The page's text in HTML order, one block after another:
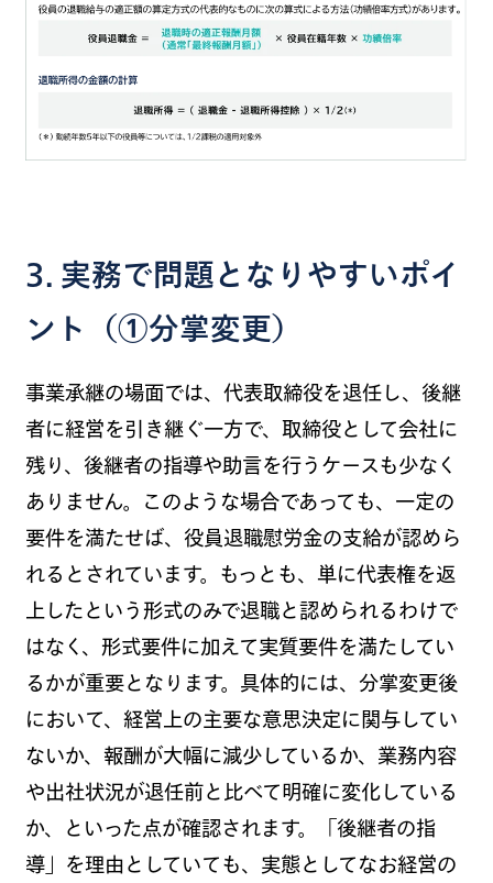
3. 実務で問題となりやすいポイ
ント（①分掌変更）
事業承継の場面では、代表取締役を退任し、後継
者に経営を引き継ぐ一方で、取締役として会社に
残り、後継者の指導や助言を行うケースも少なく
ありません。このような場合であっても、一定の
要件を満たせば、役員退職慰労金の支給が認めら
れるとされています。もっとも、単に代表権を返
上したという形式のみで退職と認められるわけで
はなく、形式要件に加えて実質要件を満たしてい
るかが重要となります。具体的には、分掌変更後
において、経営上の主要な意思決定に関与してい
ないか、報酬が大幅に減少しているか、業務内容
や出社状況が退任前と比べて明確に変化している
か、といった点が確認されます。「後継者の指
導」を理由としていても、実態としてなお経営の